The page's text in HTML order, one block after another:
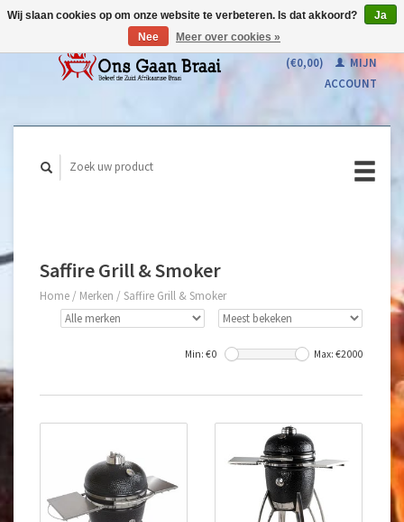
(€0,00)
MIJN
ACCOUNT
Saffire Grill & Smoker
Home / Merken / Saffire Grill & Smoker
Min: €0 Max: €2000
Wij slaan cookies op om onze website te verbeteren. Is dat akkoord?
Ja
Nee
Meer over cookies »